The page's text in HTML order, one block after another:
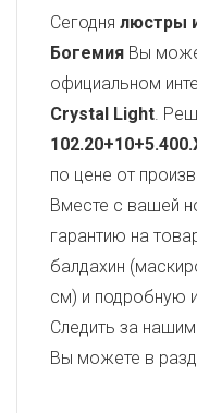
Сегодня люстры
Богемия Вы
официальном
Crystal Light.
по цене от
Вместе с вашей
гарантию на
балдахин
см) и подробную
Следить за
Вы можете в